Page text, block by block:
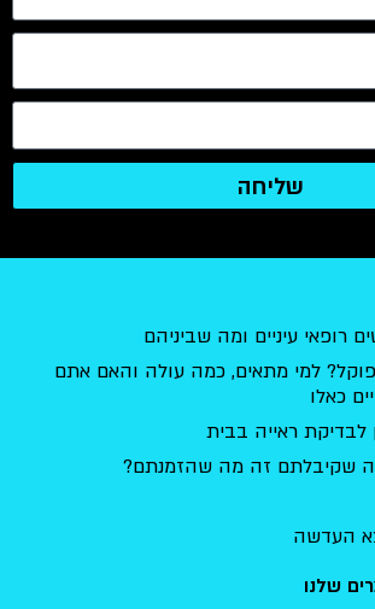
שליחה
רופאי עיניים ומה שביניהם
למי מתאים, כמה עולה והאם אתם
כאלו
לבדיקת ראייה בבית
שקיבלתם זה מה שהזמנתם?
העדשה
שלנו